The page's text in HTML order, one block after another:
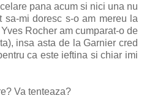
pana acum si nici una nu
sa-mi doresc s-o am mereu la
Rocher am cumparat-o de
insa asta de la Garnier cred
ca este ieftina si chiar imi
Va tenteaza?